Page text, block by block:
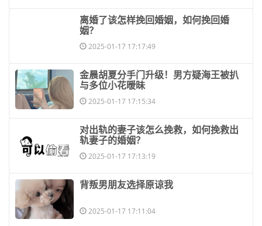
​离婚了该怎样挽回婚姻，如何挽回婚
姻？
2025-01-17 17:17:49
​金晨胡夏分手门升级！男方疑海王被扒
与多位小花暧昧
2025-01-17 17:15:34
​对出轨的妻子该怎么挽救，如何挽救出
轨妻子的婚姻？
2025-01-17 17:13:19
​背叛男朋友选择原谅我
2025-01-17 17:11:04